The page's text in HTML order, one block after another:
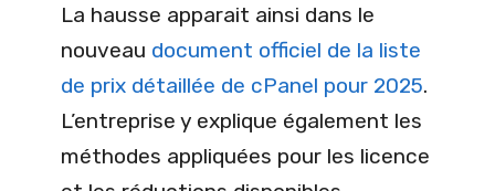
La hausse apparait ainsi dans le
nouveau document officiel de la liste
de prix détaillée de cPanel pour 2025.
L’entreprise y explique également les
méthodes appliquées pour les licence